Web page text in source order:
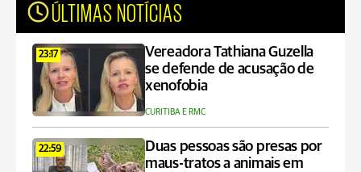
ÚLTIMAS NOTÍCIAS
23:17
Vereadora Tathiana Guzella
se defende de acusação de
xenofobia
CURITIBA E RMC
22:59
Duas pessoas são presas por
maus-tratos a animais em